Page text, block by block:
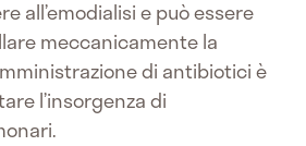
all’emodialisi e può essere
meccanicamente la
di antibiotici è
l’insorgenza di